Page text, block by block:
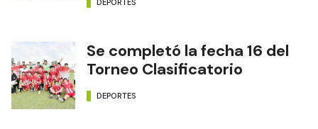
Se completó la fecha 16 del
Torneo Clasificatorio
DEPORTES